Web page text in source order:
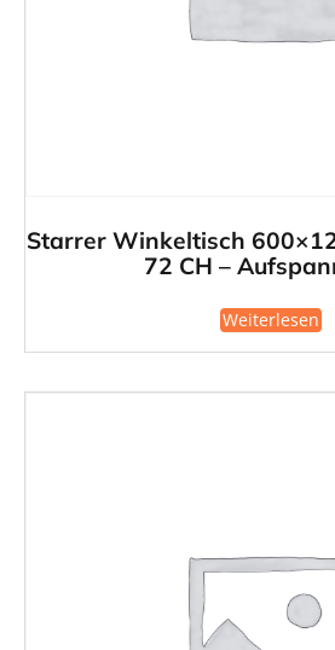
Starrer Winkeltisch
72 CH –
Weiterlesen